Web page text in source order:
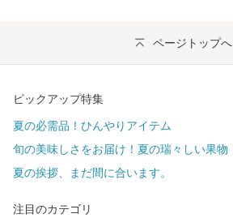
ページトップへ
ピックアップ特集
夏の必需品！ひんやりアイテム
旬の美味しさをお届け！夏の瑞々しい果物
夏の挨拶、まだ間に合います。
注目のカテゴリ